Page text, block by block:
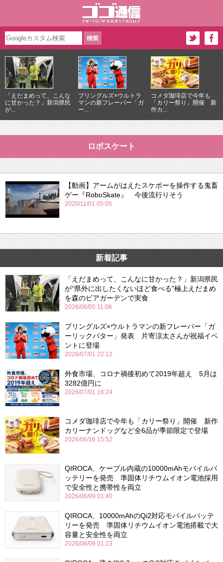
「えだまめって、こんな
に甘かった？」新潟県民
が...
プリングルズ×ウルトラ
マンの新フレーバー「ガ
ー...
コメダ珈琲店で今年も
「カリー祭り」開催 新
作カ...
ロボスケート
【動画】アームがはえたスケボーを操作する鬼畜
ゲー『RoboSkate』 今後流行りそう
2020/11/01 05:05
新着記事
「えだまめって、こんなに甘かった？」新潟県民
が“県外に出したくないほど食べる”極上えだまめ
を森のビアガーデンで実食
2026/08/05 11:06
プリングルズ×ウルトラマンの新フレーバー「ガ
ーリックバター」発表 片寄涼太さんが祝福イベ
ントに登場
2026/07/01 22:12
外食市場、コロナ禍後初めて2019年超え 5月は
3282億円に
2026/07/01 16:24
コメダ珈琲店で今年も「カリー祭り」開催 新作
カリーナンドッグなど全6品が季節限定で登場
2026/06/16 15:52
QIROCA、ケーブル内蔵の10000mAhモバイルバ
ッテリーを発売 準固体リチウムイオン電池採用
で安全性と携帯性を両立
2026/06/09 01:40
QIROCA、10000mAhのQi2対応モバイルバッテ
リーを発売 準固体リチウムイオン電池搭載で大
容量と安全性を両立
2026/06/09 01:23